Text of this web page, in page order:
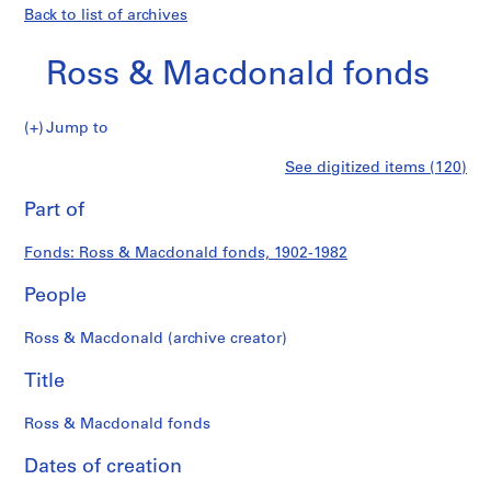
Back to list of archives
Ross & Macdonald fonds
RossJump to
i
s
:
r
j
c
s
&
Macdonald
fonds
See digitized items (120)
Part of
Fonds: Ross & Macdonald fonds, 1902-1982
People
Ross & Macdonald (archive creator)
Title
Ross & Macdonald fonds
Dates of creation